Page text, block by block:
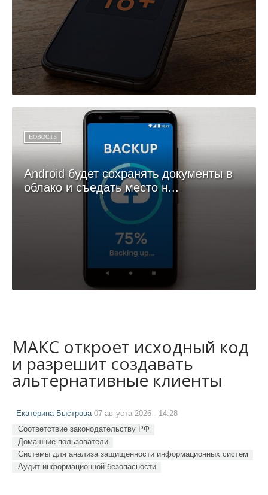
НОВОСТЬ
Android будет сохранять документы в
облако и съедать место н...
МАКС откроет исходный код
и разрешит создавать
альтернативные клиенты
Екатерина Быстрова07 августа 2026 - 14:28
Соответствие законодательству РФ
Домашние пользователи
Системы для анализа защищенности информационных систем
Аудит информационной безопасности